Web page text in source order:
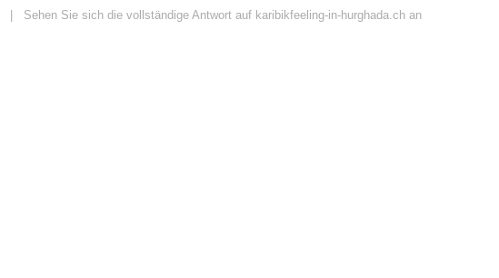
Sehen Sie sich die vollständige Antwort auf karibikfeeling-in-hurghada.ch an